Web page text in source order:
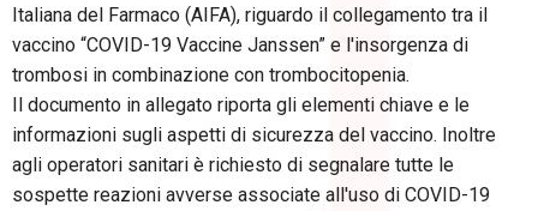
Italiana del Farmaco (AIFA), riguardo il collegamento tra il
vaccino “COVID-19 Vaccine Janssen” e l'insorgenza di
trombosi in combinazione con trombocitopenia.
Il documento in allegato riporta gli elementi chiave e le
informazioni sugli aspetti di sicurezza del vaccino. Inoltre
agli operatori sanitari è richiesto di segnalare tutte le
sospette reazioni avverse associate all'uso di COVID-19